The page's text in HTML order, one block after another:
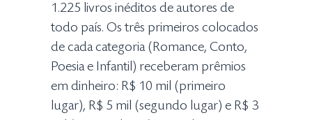
1.225 livros inéditos de autores de
todo país. Os três primeiros colocados
de cada categoria (Romance, Conto,
Poesia e Infantil) receberam prêmios
em dinheiro: R$ 10 mil (primeiro
lugar), R$ 5 mil (segundo lugar) e R$ 3